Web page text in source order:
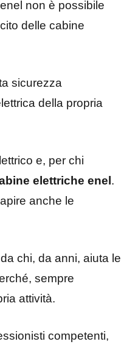
non è possibile
delle cabine
sicurezza
della propria
e, per chi
elettriche enel .
anche le
chi, da anni, aiuta le
sempre
attività.
competenti,